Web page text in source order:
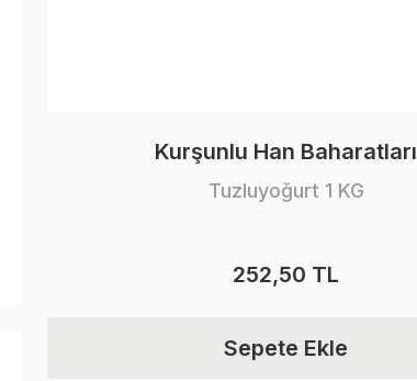
Kurşunlu Han Baharatları
Tuzluyoğurt 1 KG
252,50 TL
Sepete Ekle